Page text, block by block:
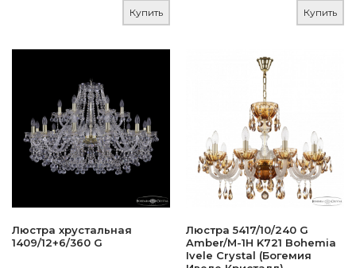
Купить
Купить
Люстра хрустальная
1409/12+6/360 G
Люстра 5417/10/240 G
Amber/M-1H K721 Bohemia
Ivele Crystal (Богемия